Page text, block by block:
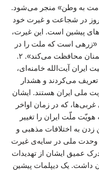
به وطن» منجر می‌شود.
در شجاعت و غیرت خود
پیشین است. این غیرت،
«زرهی است که ملت را در
برابر جنگ نرم و فرسایش روحیِ دشمنان محافظت می‌کند». ۲.
آیت‌الله خامنه‌ای،
می‌کردند و هشدار
ملی ایران هستند. ایشان
که در زمان اواخر
ملّت ایران را تغییر
زدن به اختلافات مذهبی و
وحدت ملی در سایه‌ی غیرت
درک عمیق ایشان از تهدیدات
داشت. یک دیپلمات پیشین